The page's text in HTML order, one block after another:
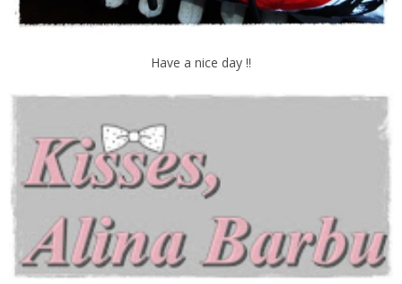
Have a nice day !!